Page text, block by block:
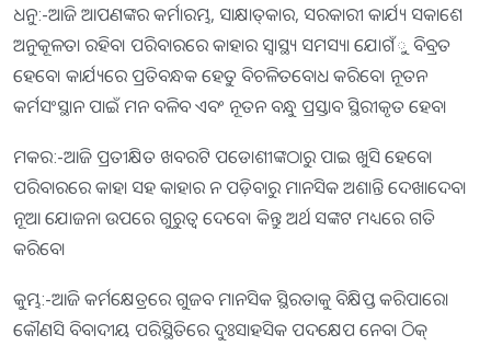
ଧନୁ:-ଆଜି ଆପଣଙ୍କର କର୍ମାରମ୍ଭ, ସାକ୍ଷାତ୍‌କାର, ସରକାରୀ କାର୍ଯ୍ୟ ସକାଶେ
ଅନୁକୂଳତା ରହିବ। ପରିବାରରେ କାହାର ସ୍ବାସ୍ଥ୍ୟ ସମସ୍ୟା ଯୋଗଁୁ ବିବ୍ରତ
ହେବେ। କାର୍ଯ୍ୟରେ ପ୍ରତିବନ୍ଧକ ହେତୁ ବିଚଳିତବୋଧ କରିବେ। ନୂତନ
କର୍ମସଂସ୍ଥାନ ପାଇଁ ମନ ବଳିବ ଏବଂ ନୂତନ ବନ୍ଧୁ ପ୍ରସ୍ତାବ ସ୍ଥିରୀକୃତ ହେବ।
ମକର:-ଆଜି ପ୍ରତୀକ୍ଷିତ ଖବରଟି ପଡୋଶୀଙ୍କଠାରୁ ପାଇ ଖୁସି ହେବେ।
ପରିବାରରେ କାହା ସହ କାହାର ନ ପଡ଼ିବାରୁ ମାନସିକ ଅଶାନ୍ତି ଦେଖାଦେବ।
ନୂଆ ଯୋଜନା ଉପରେ ଗୁରୁତ୍ୱ ଦେବେ। କିନ୍ତୁ ଅର୍ଥ ସଙ୍କଟ ମଧ୍ୟରେ ଗତି
କରିବେ।
କୁମ୍ଭ:-ଆଜି କର୍ମକ୍ଷେତ୍ରରେ ଗୁଜବ ମାନସିକ ସ୍ଥିରତାକୁ ବିକ୍ଷିପ୍ତ କରିପାରେ।
କୌଣସି ବିବାଦୀୟ ପରିସ୍ଥିତିରେ ଦୁଃସାହସିକ ପଦକ୍ଷେପ ନେବା ଠିକ୍‌